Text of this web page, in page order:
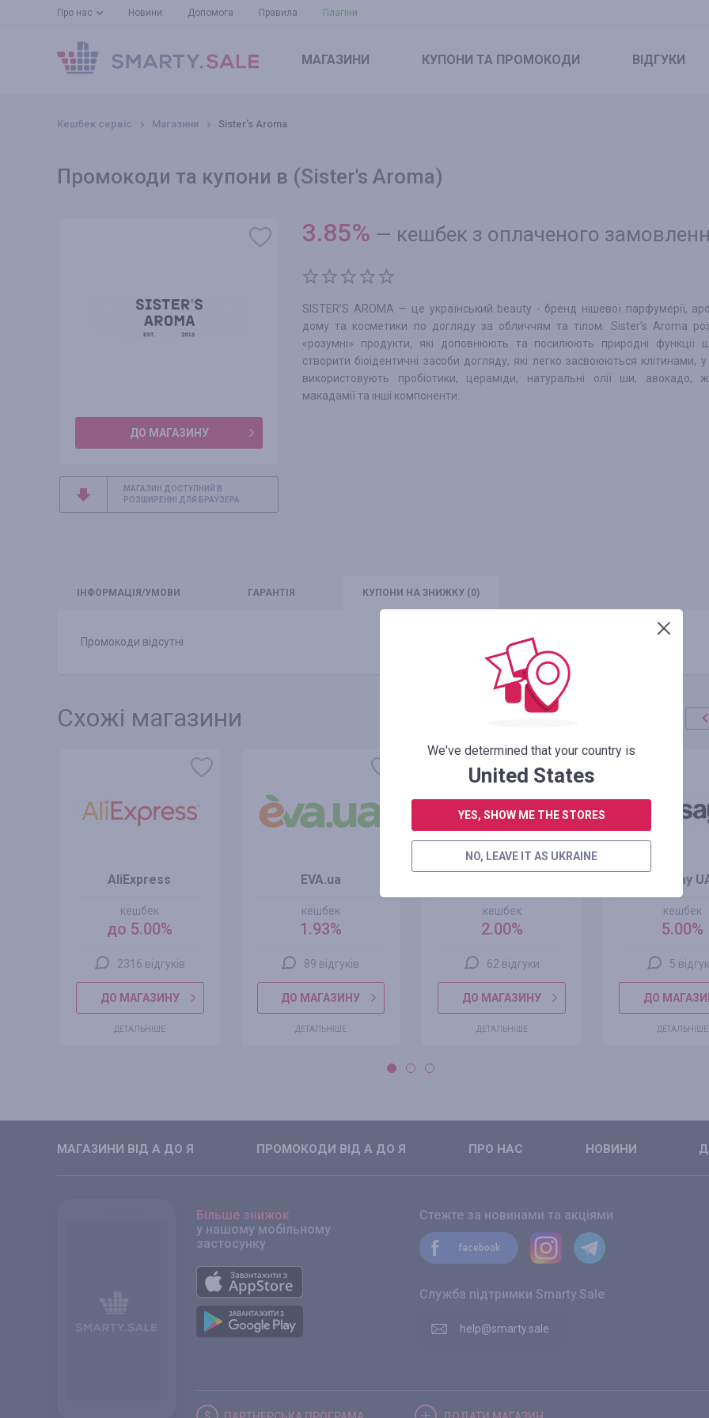
Про нас Новини Допомога Правила Плагіни
МАГАЗИНИ КУПОНИ ТА ПРОМОКОДИ ВІДГУКИ
Кешбек сервіс Магазини Sister's Aroma
Промокоди та купони в (Sister's Aroma)
ДО МАГАЗИНУ
МАГАЗИН ДОСТУПНИЙ В
РОЗШИРЕННІ ДЛЯ БРАУЗЕРА
3.85% — кешбек з оплаченого
SISTER’S AROMA — це український beauty - бренд нішевої парфумерії,
дому та косметики по догляду за обличчям та тілом. Sister’s Aroma
«розумні» продукти, які доповнюють та посилюють природні функції
створити біоідентичні засоби догляду, які легко засвоюються клітинами,
використовують пробіотики, цераміди, натуральні олії ши, авокадо,
макадамії та інші компоненти.
ІНФО РМАЦІЯ/УМОВИ ГАРАНТІЯ КУПОНИ НА ЗНИЖКУ (0)
Промокоди відсутні
Схожі магазини
AliExpress
кешбек
до 5.00%
2316 відгуків
ДО МАГАЗИНУ
ДЕТАЛЬНІШЕ
EVA.ua
кешбек
1.93%
89 відгуків
ДО МАГАЗИНУ
ДЕТАЛЬНІШЕ
кешбек
2.00%
62 відгуки
ДО МАГАЗИНУ
ДЕТАЛЬНІШЕ
SinSay
кешбек
5.00%
5
ДО
ДЕТАЛЬНІШЕ
МАГАЗИНИ ВIД А ДО Я ПРОМОКОДИ ВIД А ДО Я ПРО НАС НОВИНИ
Більше знижок
у нашому мобільному
застосунку
Стежте за новинами та акціями
facebook
Служба підтримки Smarty.Sale
help@smarty.sale
We've determined that your country is
United States
YES, SHOW ME THE STORES
NO, LEAVE IT AS UKRAINE